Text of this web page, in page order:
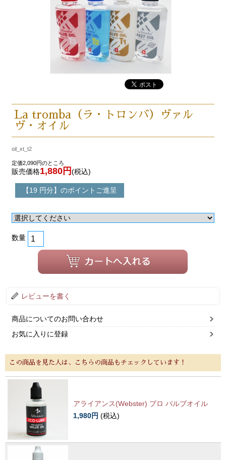
La tromba（ラ・トロンバ）ヴァル
ヴ・オイル
oil_xt_t2
定価2,090円のところ
販売価格1,880円(税込)
【19 円分】のポイントご進呈
数量
レビューを書く
商品についてのお問い合わせ
お気に入りに登録
この商品を見た人は、こちらの商品もチェックしています！
アライアンス(Webster) プロ バルブオイル
1,980円 (税込)